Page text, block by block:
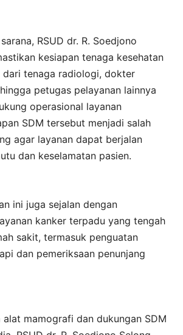
RSUD dr. R. Soedjono
kesiapan tenaga kesehatan
dari tenaga radiologi, dokter
petugas pelayanan lainnya
operasional layanan
SDM tersebut menjadi salah
agar layanan dapat berjalan
dan keselamatan pasien.
ini juga sejalan dengan
kanker terpadu yang tengah
sakit, termasuk penguatan
dan pemeriksaan penunjang
alat mamografi dan dukungan SDM